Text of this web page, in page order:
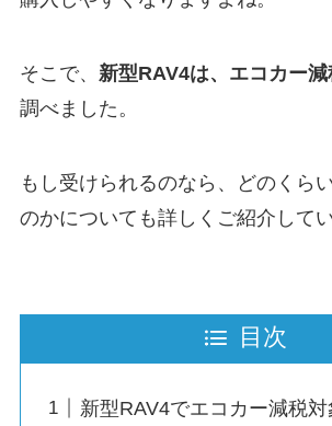
そこで、 新型RAV4は、エコカー
調べました。
もし受けられるのなら、どのくら
のかについても詳しくご紹介してい
目次
新型RAV4でエコカー減税